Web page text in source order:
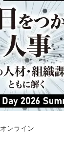
ンライン